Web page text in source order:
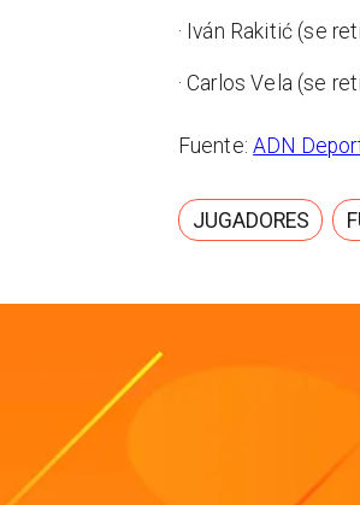
· Iván Rakitić (se
· Carlos Vela (se
Fuente:ADN
JUGADORES